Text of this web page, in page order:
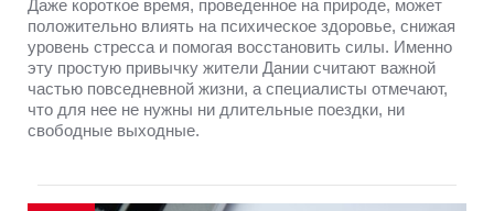
Даже короткое время, проведенное на природе, может
положительно влиять на психическое здоровье, снижая
уровень стресса и помогая восстановить силы. Именно
эту простую привычку жители Дании считают важной
частью повседневной жизни, а специалисты отмечают,
что для нее не нужны ни длительные поездки, ни
свободные выходные.